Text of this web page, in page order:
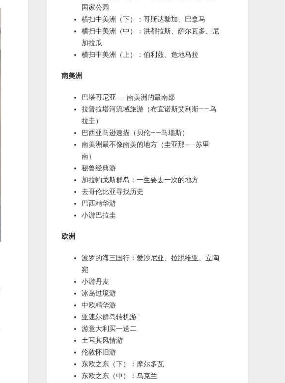
国家公园
横扫中美洲（下）：哥斯达黎加、巴拿马
横扫中美洲（中）：洪都拉斯、萨尔瓦多、尼
加拉瓜
横扫中美洲（上）：伯利兹、危地马拉
南美洲
巴塔哥尼亚——南美洲的最南部
拉普拉塔河流域旅游（布宜诺斯艾利斯——乌
拉圭）
巴西亚马逊速描（贝伦——马瑙斯）
南美洲最不像南美的地方（圭亚那——苏里
南）
秘鲁经典游
加拉帕戈斯群岛：一生要去一次的地方
去哥伦比亚寻找历史
巴西精华游
小游巴拉圭
欧洲
波罗的海三国行：爱沙尼亚、拉脱维亚、立陶
宛
小游丹麦
冰岛过境游
中欧精华游
亚速尔群岛转机游
游意大利买一送二
土耳其风情游
伦敦怀旧游
东欧之东（下）：摩尔多瓦
东欧之东（中）：乌克兰